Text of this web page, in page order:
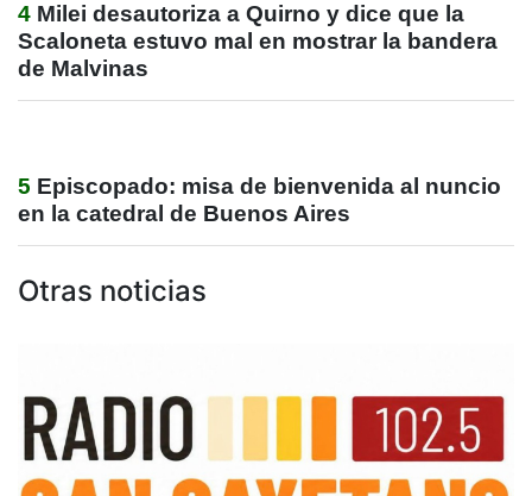
4 Milei desautoriza a Quirno y dice que la
Scaloneta estuvo mal en mostrar la bandera
de Malvinas
5 Episcopado: misa de bienvenida al nuncio
en la catedral de Buenos Aires
Otras noticias